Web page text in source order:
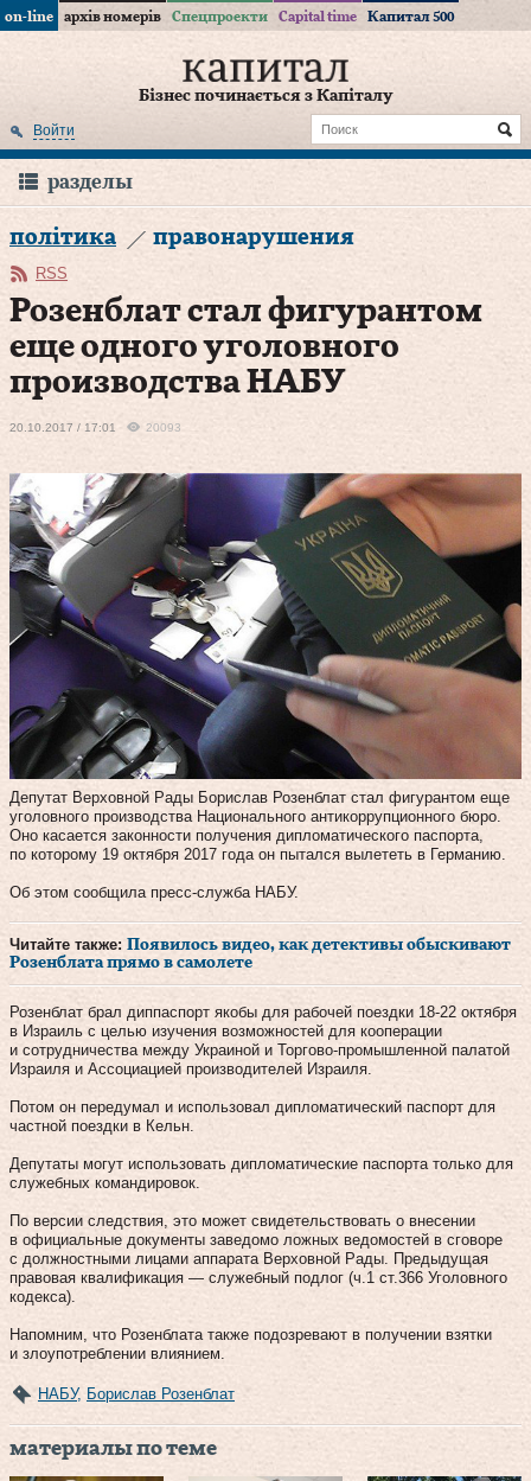
on-line архів номерів Спецпроекти Capital time Капитал 500
Бізнес починається з Капіталу
Войти
разделы
політика правонарушения
RSS
Розенблат стал фигурантом
еще одного уголовного
производства НАБУ
20.10.2017 / 17:01 20093
Депутат Верховной Рады Борислав Розенблат стал фигурантом еще
уголовного производства Национального антикоррупционного бюро.
Оно касается законности получения дипломатического паспорта,
по которому 19 октября 2017 года он пытался вылететь в Германию.
Об этом сообщила пресс-служба НАБУ.
Читайте также: Появилось видео, как детективы обыскивают
Розенблата прямо в самолете
Розенблат брал диппаспорт якобы для рабочей поездки 18-22 октября
в Израиль с целью изучения возможностей для кооперации
и сотрудничества между Украиной и Торгово-промышленной палатой
Израиля и Ассоциацией производителей Израиля.
Потом он передумал и использовал дипломатический паспорт для
частной поездки в Кельн.
Депутаты могут использовать дипломатические паспорта только для
служебных командировок.
По версии следствия, это может свидетельствовать о внесении
в официальные документы заведомо ложных ведомостей в сговоре
с должностными лицами аппарата Верховной Рады. Предыдущая
правовая квалификация — служебный подлог (ч.1 ст.366 Уголовного
кодекса).
Напомним, что Розенблата также подозревают в получении взятки
и злоупотреблении влиянием.
НАБУ, Борислав Розенблат
материалы по теме